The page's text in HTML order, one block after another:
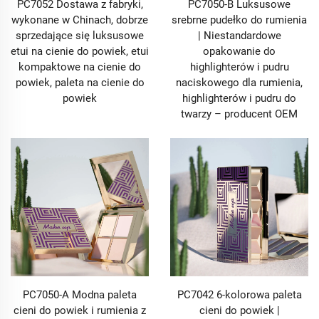
marki, wspierając organiczny zasięg i budując
społeczność wiernych odbiorców. Krótko mówiąc,
nasze opakowania kosmetyczne nie tylko zawierają
Twoje produkty – czynią Twoją markę niezapomnianą.
1.2 Opakowania Kosmetyczne zaprojektowane z
myślą o funkcjonalności i doświadczeniu użytkownika
opakowania do kosmetyków muszą łączyć piękno z
praktycznością – i właśnie w tym nasze projekty się
wyróżniają. Rozumiemy, że osoby uwielbiające
kosmetyki cenią przede wszystkim funkcjonalność: np.
tubkę do błyszczu do ust, która doskonale dozowuje
produkt bez tworzenia grudek, tubkę do szminki, która
płynnie wysuwa się bez zacinania, oprawę do cieni na
powieki, która pozostaje zamknięta w zatłoczonym
pudełku z kosmetykami, pudełko do pudru z
poprawki w trakcie dnia, buteleczkę do płynnego
rumianka z precyzyjnym aplikatorem, który eliminuje
PC7052 Dostawa z fabryki,
wykonane w Chinach, dobrze
sprzedające się luksusowe
etui na cienie do powiek, etui
kompaktowe na cienie do
powiek, paleta na cienie do
powiek
PC7050-B Luksusowe
srebrne pudełko do rumienia
| Niestandardowe
opakowanie do
highlighterów i pudru
naciskowego dla rumienia,
highlighterów i pudru do
twarzy – producent OEM
PC7050-A Modna paleta
cieni do powiek i rumienia z
PC7042 6-kolorowa paleta
cieni do powiek |